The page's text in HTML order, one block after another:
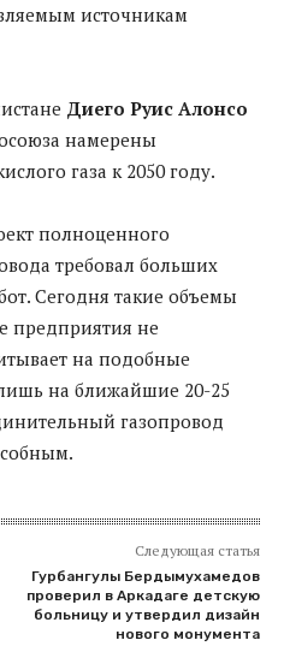
источникам
Диего Руис Алонсо
намерены
газа к 2050 году.
полноценного
требовал больших
Сегодня такие объемы
предприятия не
на подобные
на ближайшие 20-25
газопровод
Следующая статья
Гурбангулы Бердымухамедов
проверил в Аркадаге детскую
больницу и утвердил дизайн
нового монумента